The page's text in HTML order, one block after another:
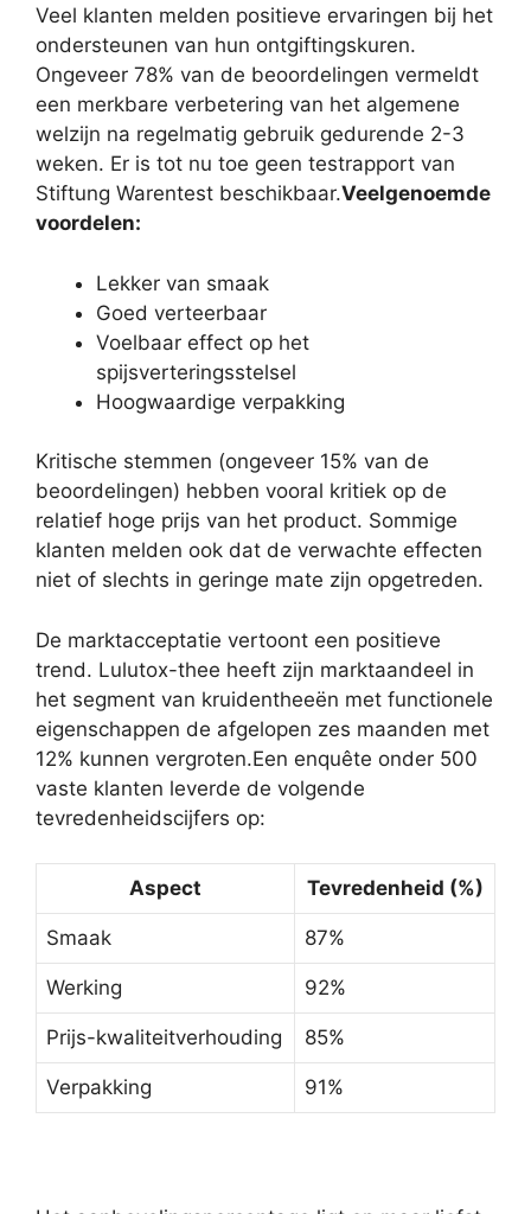
Veel klanten melden positieve ervaringen bij het
ondersteunen van hun ontgiftingskuren.
Ongeveer 78% van de beoordelingen vermeldt
een merkbare verbetering van het algemene
welzijn na regelmatig gebruik gedurende 2-3
weken. Er is tot nu toe geen testrapport van
Stiftung Warentest beschikbaar.Veelgenoemde
voordelen:
Lekker van smaak
Goed verteerbaar
Voelbaar effect op het
spijsverteringsstelsel
Hoogwaardige verpakking
Kritische stemmen (ongeveer 15% van de
beoordelingen) hebben vooral kritiek op de
relatief hoge prijs van het product. Sommige
klanten melden ook dat de verwachte effecten
niet of slechts in geringe mate zijn opgetreden.
De marktacceptatie vertoont een positieve
trend. Lulutox-thee heeft zijn marktaandeel in
het segment van kruidentheeën met functionele
eigenschappen de afgelopen zes maanden met
12% kunnen vergroten.Een enquête onder 500
vaste klanten leverde de volgende
tevredenheidscijfers op:
Aspect Tevredenheid (%)
Smaak 87%
Werking 92%
Prijs-kwaliteitverhouding 85%
Verpakking 91%